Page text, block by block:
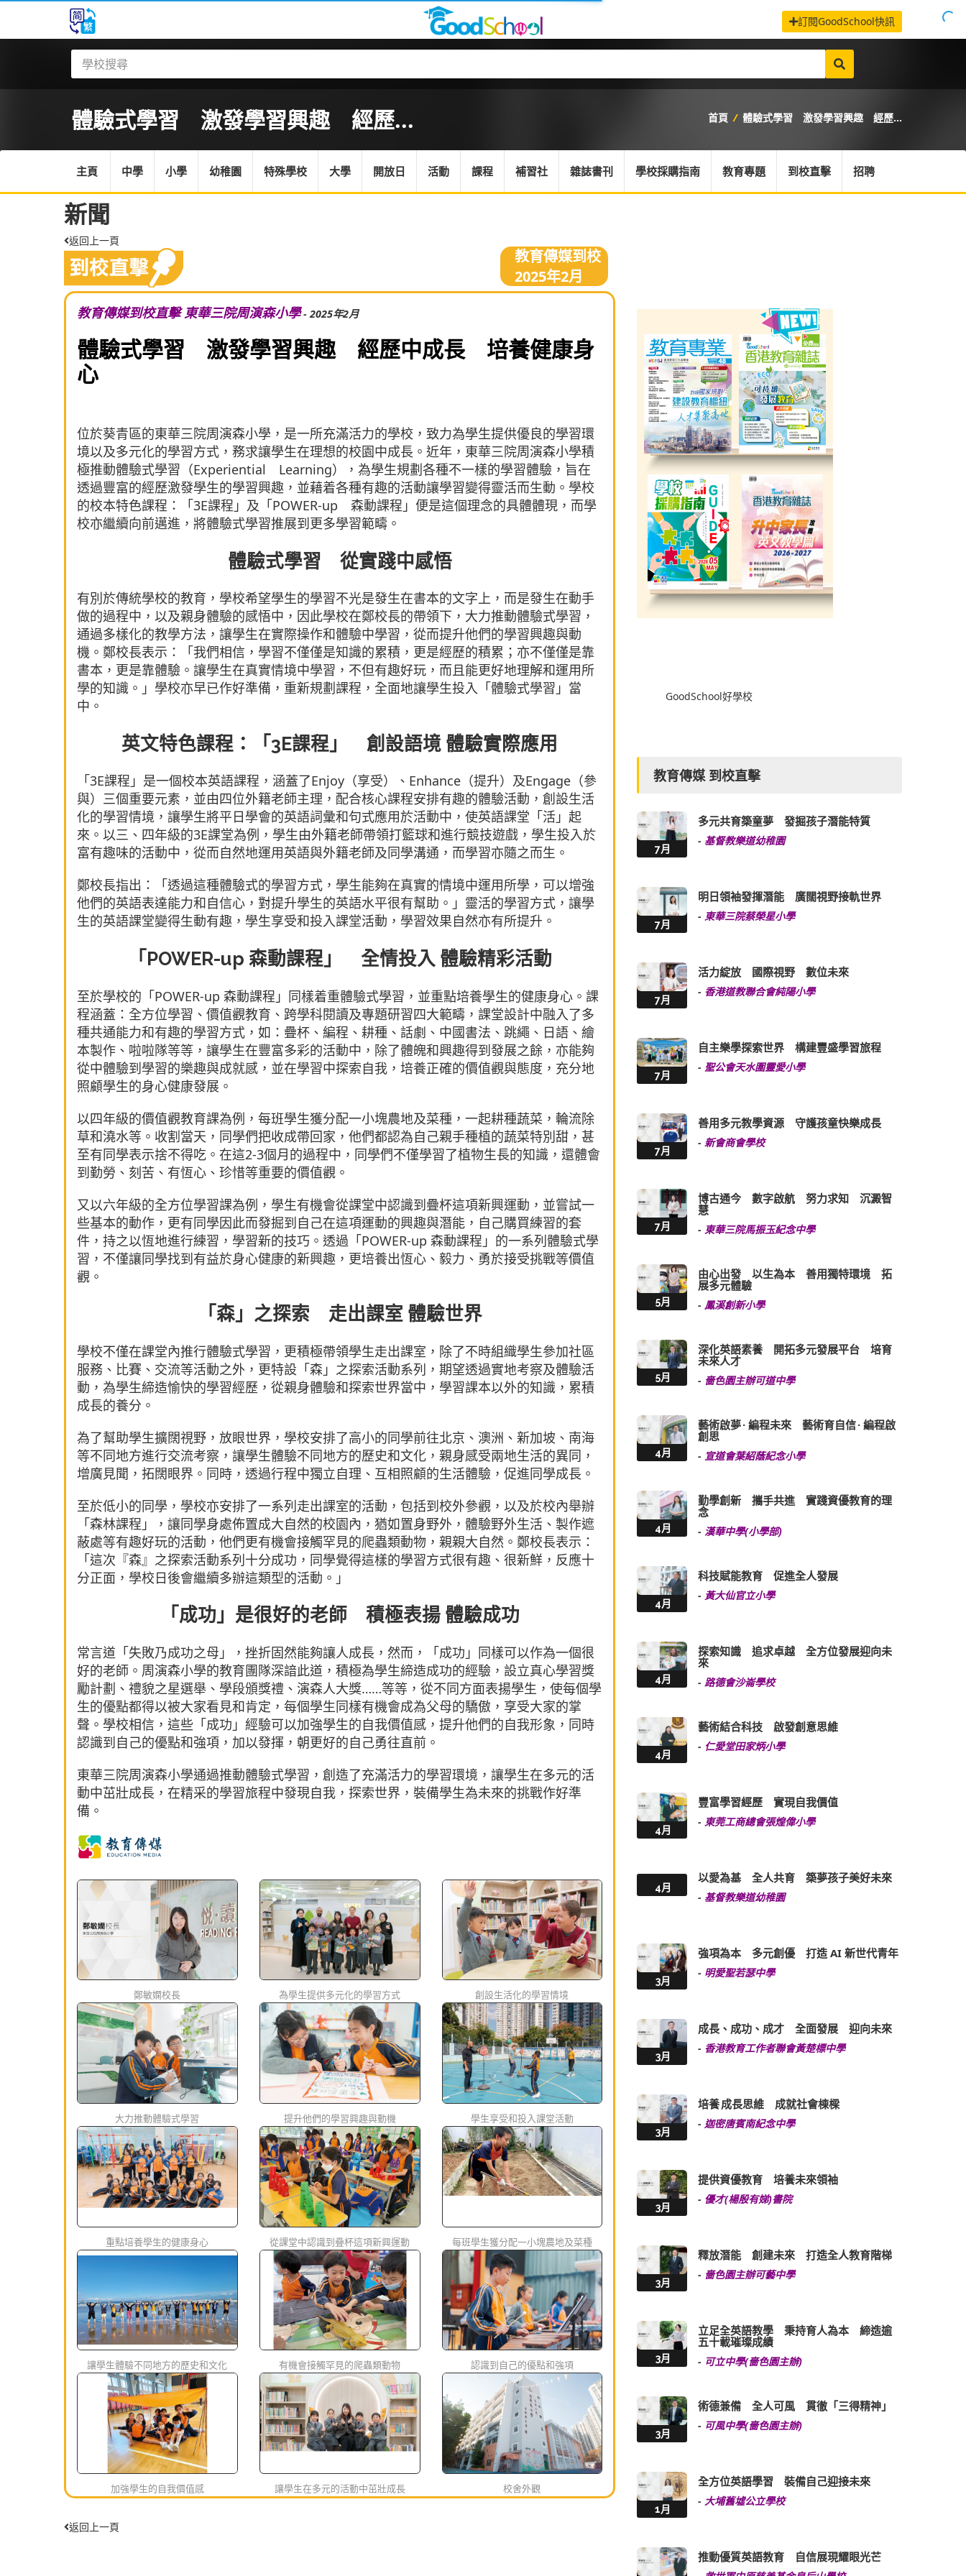
訂閱GoodSchool快訊
體驗式學習 激發學習興趣 經歷... 首頁 / 體驗式學習 激發學習興趣 經歷...
主頁 中學 小學 幼稚園 特殊學校 大學 開放日 活動 課程 補習社 雜誌書刊 學校採購指南 教育專題 到校直擊 招聘
新聞
返回上一頁
教育傳媒到校
2025年2月
教育傳媒到校直擊 東華三院周演森小學- 2025年2月
體驗式學習 激發學習興趣 經歷中成長 培養健康身
心
位於葵青區的東華三院周演森小學，是一所充滿活力的學校，致力為學生提供優良的學習環
境以及多元化的學習方式，務求讓學生在理想的校園中成長。近年，東華三院周演森小學積
極推動體驗式學習（Experiential Learning），為學生規劃各種不一樣的學習體驗，旨在
透過豐富的經歷激發學生的學習興趣，並藉着各種有趣的活動讓學習變得靈活而生動。學校
的校本特色課程：「3E課程」及「POWER-up 森動課程」便是這個理念的具體體現，而學
校亦繼續向前邁進，將體驗式學習推展到更多學習範疇。
體驗式學習 從實踐中感悟
有別於傳統學校的教育，學校希望學生的學習不光是發生在書本的文字上，而是發生在動手
做的過程中，以及親身體驗的感悟中，因此學校在鄭校長的帶領下，大力推動體驗式學習，
通過多樣化的教學方法，讓學生在實際操作和體驗中學習，從而提升他們的學習興趣與動
機。鄭校長表示：「我們相信，學習不僅僅是知識的累積，更是經歷的積累；亦不僅僅是靠
書本，更是靠體驗。讓學生在真實情境中學習，不但有趣好玩，而且能更好地理解和運用所
學的知識。」學校亦早已作好準備，重新規劃課程，全面地讓學生投入「體驗式學習」當
中。
英文特色課程：「3E課程」 創設語境 體驗實際應用
「3E課程」是一個校本英語課程，涵蓋了Enjoy（享受）、Enhance（提升）及Engage（參
與）三個重要元素，並由四位外籍老師主理，配合核心課程安排有趣的體驗活動，創設生活
化的學習情境，讓學生將平日學會的英語詞彙和句式應用於活動中，使英語課堂「活」起
來。以三、四年級的3E課堂為例，學生由外籍老師帶領打籃球和進行競技遊戲，學生投入於
富有趣味的活動中，從而自然地運用英語與外籍老師及同學溝通，而學習亦隨之而生。
鄭校長指出：「透過這種體驗式的學習方式，學生能夠在真實的情境中運用所學，可以增強
他們的英語表達能力和自信心，對提升學生的英語水平很有幫助。」靈活的學習方式，讓學
生的英語課堂變得生動有趣，學生享受和投入課堂活動，學習效果自然亦有所提升。
「POWER-up 森動課程」 全情投入 體驗精彩活動
至於學校的「POWER-up 森動課程」同樣着重體驗式學習，並重點培養學生的健康身心。課
程涵蓋：全方位學習、價值觀教育、跨學科閱讀及專題研習四大範疇，課堂設計中融入了多
種共通能力和有趣的學習方式，如：疊杯、編程、耕種、話劇、中國書法、跳繩、日語、繪
本製作、啦啦隊等等，讓學生在豐富多彩的活動中，除了體魄和興趣得到發展之餘，亦能夠
從中體驗到學習的樂趣與成就感，並在學習中探索自我，培養正確的價值觀與態度，充分地
照顧學生的身心健康發展。
以四年級的價值觀教育課為例，每班學生獲分配一小塊農地及菜種，一起耕種蔬菜，輪流除
草和澆水等。收割當天，同學們把收成帶回家，他們都認為自己親手種植的蔬菜特別甜，甚
至有同學表示捨不得吃。在這2-3個月的過程中，同學們不僅學習了植物生長的知識，還體會
到勤勞、刻苦、有恆心、珍惜等重要的價值觀。
又以六年級的全方位學習課為例，學生有機會從課堂中認識到疊杯這項新興運動，並嘗試一
些基本的動作，更有同學因此而發掘到自己在這項運動的興趣與潛能，自己購買練習的套
件，持之以恆地進行練習，學習新的技巧。透過「POWER-up 森動課程」的一系列體驗式學
習，不僅讓同學找到有益於身心健康的新興趣，更培養出恆心、毅力、勇於接受挑戰等價值
觀。
「森」之探索 走出課室 體驗世界
學校不僅在課堂內推行體驗式學習，更積極帶領學生走出課室，除了不時組織學生參加社區
服務、比賽、交流等活動之外，更特設「森」之探索活動系列，期望透過實地考察及體驗活
動，為學生締造愉快的學習經歷，從親身體驗和探索世界當中，學習課本以外的知識，累積
成長的養分。
為了幫助學生擴闊視野，放眼世界，學校安排了高小的同學前往北京、澳洲、新加坡、南海
等不同地方進行交流考察，讓學生體驗不同地方的歷史和文化，親身感受兩地生活的異同，
增廣見聞，拓闊眼界。同時，透過行程中獨立自理、互相照顧的生活體驗，促進同學成長。
至於低小的同學，學校亦安排了一系列走出課室的活動，包括到校外參觀，以及於校內舉辦
「森林課程」，讓同學身處佈置成大自然的校園內，猶如置身野外，體驗野外生活、製作遮
蔽處等有趣好玩的活動，他們更有機會接觸罕見的爬蟲類動物，親親大自然。鄭校長表示：
「這次『森』之探索活動系列十分成功，同學覺得這樣的學習方式很有趣、很新鮮，反應十
分正面，學校日後會繼續多辦這類型的活動。」
「成功」是很好的老師 積極表揚 體驗成功
常言道「失敗乃成功之母」，挫折固然能夠讓人成長，然而，「成功」同樣可以作為一個很
好的老師。周演森小學的教育團隊深諳此道，積極為學生締造成功的經驗，設立真心學習獎
勵計劃、禮貌之星選舉、學段頒獎禮、演森人大獎……等等，從不同方面表揚學生，使每個學
生的優點都得以被大家看見和肯定，每個學生同樣有機會成為父母的驕傲，享受大家的掌
聲。學校相信，這些「成功」經驗可以加強學生的自我價值感，提升他們的自我形象，同時
認識到自己的優點和強項，加以發揮，朝更好的自己勇往直前。
東華三院周演森小學通過推動體驗式學習，創造了充滿活力的學習環境，讓學生在多元的活
動中茁壯成長，在精采的學習旅程中發現自我，探索世界，裝備學生為未來的挑戰作好準
備。
鄭敏嫻校長 為學生提供多元化的學習方式 創設生活化的學習情境
大力推動體驗式學習 提升他們的學習興趣與動機 學生享受和投入課堂活動
重點培養學生的健康身心 從課堂中認識到疊杯這項新興運動 每班學生獲分配一小塊農地及菜種
讓學生體驗不同地方的歷史和文化 有機會接觸罕見的爬蟲類動物 認識到自己的優點和強項
加強學生的自我價值感 讓學生在多元的活動中茁壯成長 校舍外觀
返回上一頁
GoodSchool好學校
教育傳媒 到校直擊
7月
多元共育築童夢 發掘孩子潛能特質
- 基督教樂道幼稚園
7月
明日領袖發揮潛能 廣闊視野接軌世界
-東華三院蔡榮星小學
7月
活力綻放 國際視野 數位未來
- 香港道教聯合會純陽小學
7月
自主樂學探索世界 構建豐盛學習旅程
-聖公會天水圍靈愛小學
7月
善用多元教學資源 守護孩童快樂成長
-新會商會學校
7月
博古通今 數字啟航 努力求知 沉澱智
慧
-東華三院馬振玉紀念中學
5月
由心出發 以生為本 善用獨特環境 拓
展多元體驗
-鳳溪創新小學
5月
深化英語素養 開拓多元發展平台 培育
未來人才
- 嗇色園主辦可道中學
4月
藝術啟夢 · 編程未來 藝術育自信 · 編程啟
創思
- 宣道會葉紹蔭紀念小學
4月
勤學創新 攜手共進 實踐資優教育的理
念
- 漢華中學(小學部)
4月
科技賦能教育 促進全人發展
-黃大仙官立小學
4月
探索知識 追求卓越 全方位發展迎向未
來
-路德會沙崙學校
4月
藝術結合科技 啟發創意思維
- 仁愛堂田家炳小學
4月
豐富學習經歷 實現自我價值
-東莞工商總會張煌偉小學
4月
以愛為基 全人共育 築夢孩子美好未來
- 基督教樂道幼稚園
3月
強項為本 多元創優 打造 AI 新世代青年
- 明愛聖若瑟中學
3月
成長、成功、成才 全面發展 迎向未來
- 香港教育工作者聯會黃楚標中學
3月
培養 成長思維 成就社會棟樑
-迦密唐賓南紀念中學
3月
提供資優教育 培養未來領袖
- 優才(楊殷有娣)書院
3月
釋放潛能 創建未來 打造全人教育階梯
- 嗇色園主辦可藝中學
3月
立足全英語教學 秉持育人為本 締造逾
五十載璀璨成績
- 可立中學(嗇色園主辦)
3月
術德兼備 全人可風 貫徹「三得精神」
- 可風中學(嗇色園主辦)
1月
全方位英語學習 裝備自己迎接未來
-大埔舊墟公立學校
推動優質英語教育 自信展現耀眼光芒